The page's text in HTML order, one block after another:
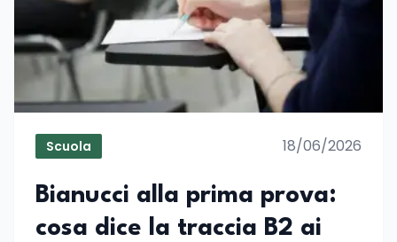
Scuola 18/06/2026
Bianucci alla prima prova:
cosa dice la traccia B2 ai